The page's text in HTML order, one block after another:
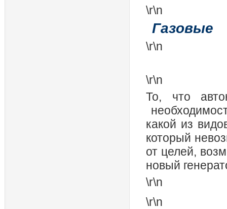
\r\n
Газовые
\r\n
\r\n
То, что
какой из
который
от целей,
новый
\r\n
\r\n